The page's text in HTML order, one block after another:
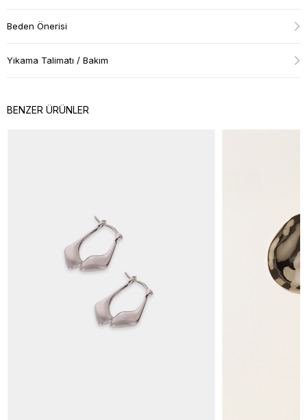
Beden Önerisi
Yıkama Talimatı / Bakım
BENZER ÜRÜNLER